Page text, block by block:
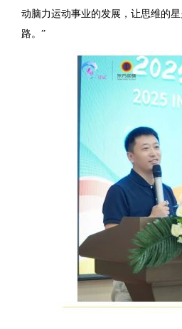
动脑力运动事业的发展，让思维的
路。”